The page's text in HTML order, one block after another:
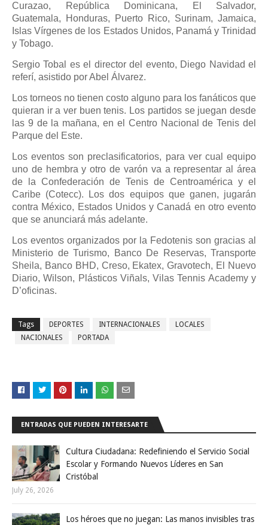
Curazao, República Dominicana, El Salvador,
Guatemala, Honduras, Puerto Rico, Surinam, Jamaica,
Islas Vírgenes de los Estados Unidos, Panamá y Trinidad
y Tobago.
Sergio Tobal es el director del evento, Diego Navidad el
referí, asistido por Abel Álvarez.
Los torneos no tienen costo alguno para los fanáticos que
quieran ir a ver buen tenis. Los partidos se juegan desde
las 9 de la mañana, en el Centro Nacional de Tenis del
Parque del Este.
Los eventos son preclasificatorios, para ver cual equipo
uno de hembra y otro de varón va a representar al área
de la Confederación de Tenis de Centroamérica y el
Caribe (Cotecc). Los dos equipos que ganen, jugarán
contra México, Estados Unidos y Canadá en otro evento
que se anunciará más adelante.
Los eventos organizados por la Fedotenis son gracias al
Ministerio de Turismo, Banco De Reservas, Transporte
Sheila, Banco BHD, Creso, Ekatex, Gravotech, El Nuevo
Diario, Wilson, Plásticos Viñals, Vilas Tennis Academy y
D’oficinas.
Tags DEPORTES INTERNACIONALES
LOCALES
NACIONALES
PORTADA
ENTRADAS QUE PUEDEN INTERESARTE
Cultura Ciudadana: Redefiniendo el Servicio Social
Escolar y Formando Nuevos Líderes en San
Cristóbal
July 26, 2026
Los héroes que no juegan: Las manos invisibles tras